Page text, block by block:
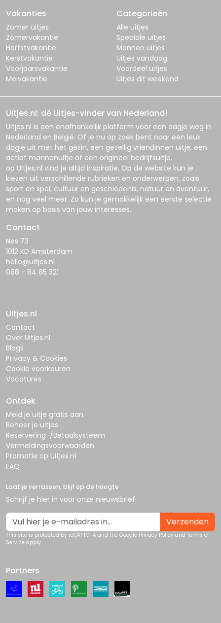
Vakanties
Zomer uitjes
Zomervakantie
Herfstvakantie
Kerstvakantie
Voorjaarsvakantie
Meivakantie
Categorieën
Alle uitjes
Speciale uitjes
Mannen uitjes
Uitjes vandaag
Voordeel uitjes
Uitjes dit weekend
Uitjes.nl: dé Uitjes-vinder van Nederland!
Uitjes.nl is een onafhankelijk platform voor een dagje weg in
Nederland en België. Of je nu op zoek bent naar een leuk
dagje uit met het gezin, een gezellig vriendinnen uitje, een
actief mannenuitje of een origineel bedrijfsuitje,
op Uitjes.nl vind je altijd inspiratie. Op de website kun je
kiezen uit verschillende rubrieken en onderwerpen, zoals
sport en spel, cultuur en geschiedenis, natuur en avontuur,
en nog veel meer. Zo kun je gemakkelijk een eerste selectie
maken op basis van jouw interesses.
Contact
Nes 73
1012 KD Amsterdam
hello@uitjes.nl
088 - 84 85 321
Uitjes.nl
Contact
Over Uitjes.nl
Blogs
Privacy & Cookies
Cookie voorkeuren
Vacatures
Ontdek
Meld je uitje gratis aan
Beheer je uitjes
Reservering-/Betaalsysteem
Vermeldingsvoorwaarden
Promotie op Uitjes.nl
FAQ
Laat je verrassen, blijf op de hoogte
Schrijf je hier in voor onze nieuwsbrief:
Verzenden
This site is protected by reCAPTCHA and the Google Privacy Policy and Terms of
Service apply.
Partners